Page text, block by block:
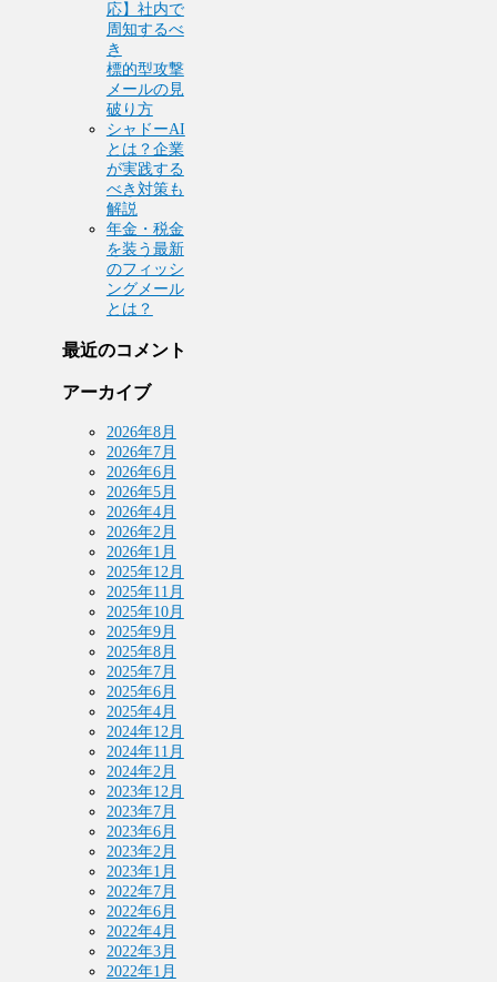
応】社内で
周知するべ
き
標的型攻撃
メールの見
破り方
シャドーAI
とは？企業
が実践する
べき対策も
解説
年金・税金
を装う最新
のフィッシ
ングメール
とは？
最近のコメント
アーカイブ
2026年8月
2026年7月
2026年6月
2026年5月
2026年4月
2026年2月
2026年1月
2025年12月
2025年11月
2025年10月
2025年9月
2025年8月
2025年7月
2025年6月
2025年4月
2024年12月
2024年11月
2024年2月
2023年12月
2023年7月
2023年6月
2023年2月
2023年1月
2022年7月
2022年6月
2022年4月
2022年3月
2022年1月